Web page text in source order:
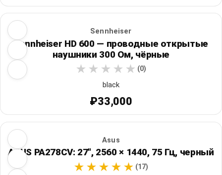
Sennheiser
Sennheiser HD 600 — проводные открытые
наушники 300 Ом, чёрные
(0)
black
₽33,000
Asus
ASUS PA278CV: 27", 2560 × 1440, 75 Гц, черный
(17)